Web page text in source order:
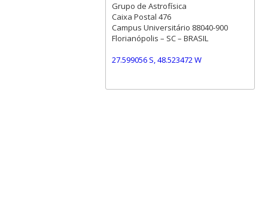
Grupo de Astrofísica
Caixa Postal 476
Campus Universitário 88040-900
Florianópolis – SC – BRASIL
27.599056 S, 48.523472 W